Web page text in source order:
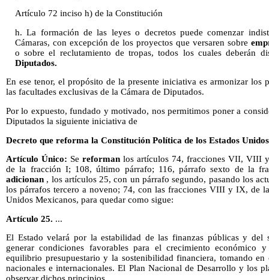
Artículo 72 inciso h) de la Constitución
h. La formación de las leyes o decretos puede comenzar
Cámaras, con excepción de los proyectos que versaren sobre
o sobre el reclutamiento de tropas, todos los cuales deberán
Diputados.
En ese tenor, el propósito de la presente iniciativa es armonizar los
las facultades exclusivas de la Cámara de Diputados.
Por lo expuesto, fundado y motivado, nos permitimos poner a
Diputados la siguiente iniciativa de
Decreto que reforma la Constitución Política de los Estados
Artículo Único: Se reforman los artículos 74, fracciones VII, VIII
de la fracción I; 108, último párrafo; 116, párrafo sexto de la
adicionan , los artículos 25, con un párrafo segundo, pasando los
los párrafos tercero a noveno; 74, con las fracciones VIII y IX, de
Unidos Mexicanos, para quedar como sigue:
Artículo 25. ...
El Estado velará por la estabilidad de las finanzas públicas y del
generar condiciones favorables para el crecimiento económico
equilibrio presupuestario y la sostenibilidad financiera, tomando
nacionales e internacionales. El Plan Nacional de Desarrollo y los